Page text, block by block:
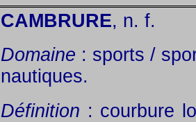
CAMBRURE, n. f.
Domaine : sports /
nautiques.
Définition : courbure